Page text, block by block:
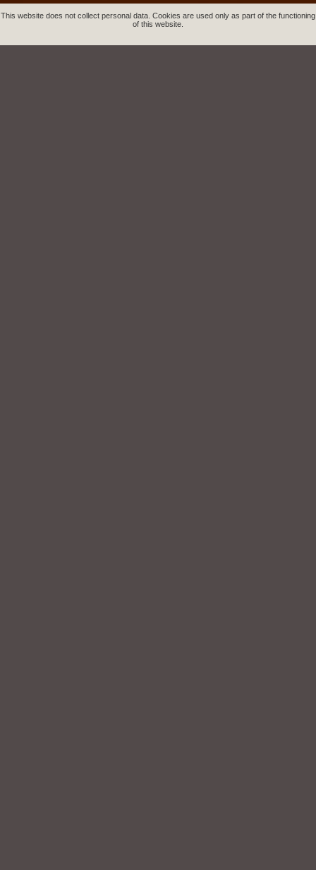
This website does not collect personal data. Cookies are used only as part of the functioning
of this website.